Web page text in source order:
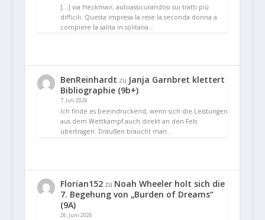
[…] via Heckmair, autoassicurandosi sui tratti più
difficili. Questa impresa la rese la seconda donna a
compiere la salita in solitaria…
BenReinhardt zu Janja Garnbret klettert
Bibliographie (9b+)
7. Juli 2026
Ich finde es beeindruckend, wenn sich die Leistungen
aus dem Wettkampf auch direkt an den Fels
übertragen. Draußen braucht man…
Florian152zu Noah Wheeler holt sich die
7. Begehung von „Burden of Dreams“
(9A)
26. Juni 2026